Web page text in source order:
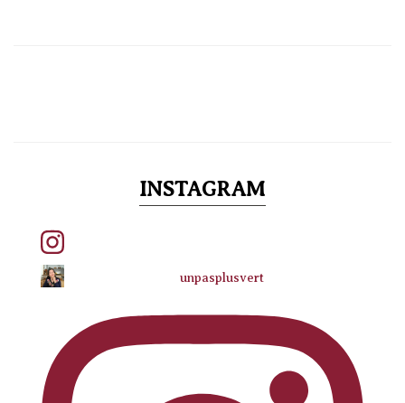
INSTAGRAM
unpasplusvert